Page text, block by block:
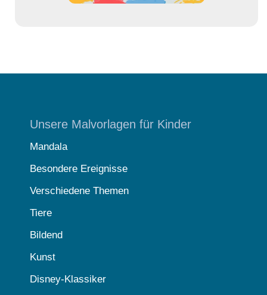
Unsere Malvorlagen für Kinder
Mandala
Besondere Ereignisse
Verschiedene Themen
Tiere
Bildend
Kunst
Disney-Klassiker